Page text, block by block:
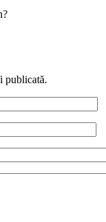
publicată.